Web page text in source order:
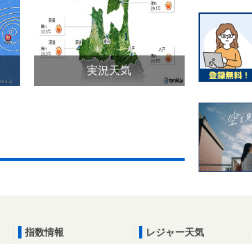
実況天気
指数情報
レジャー天気